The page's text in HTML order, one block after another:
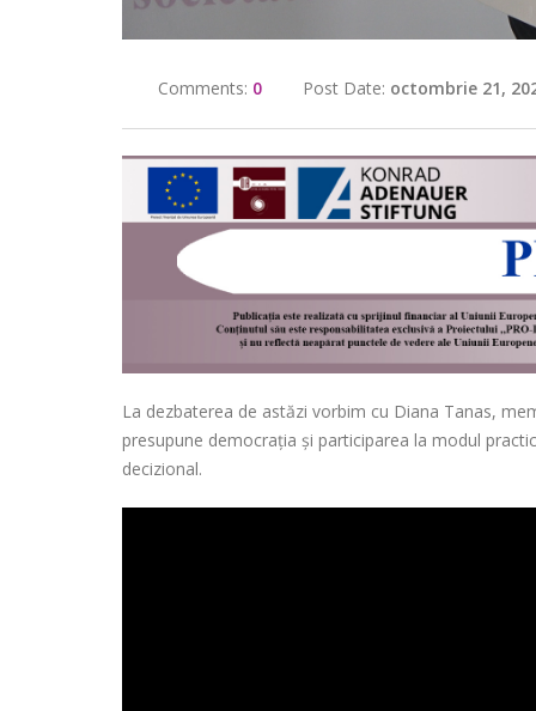
Comments: 0 Post Date: octombrie 21,
La dezbaterea de astăzi vorbim cu Diana Tanas,
presupune democrația și participarea la modul
decizional.